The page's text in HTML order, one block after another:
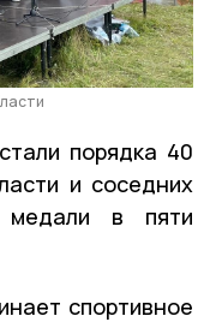
порядка 40
и соседних
медали в пяти
спортивное